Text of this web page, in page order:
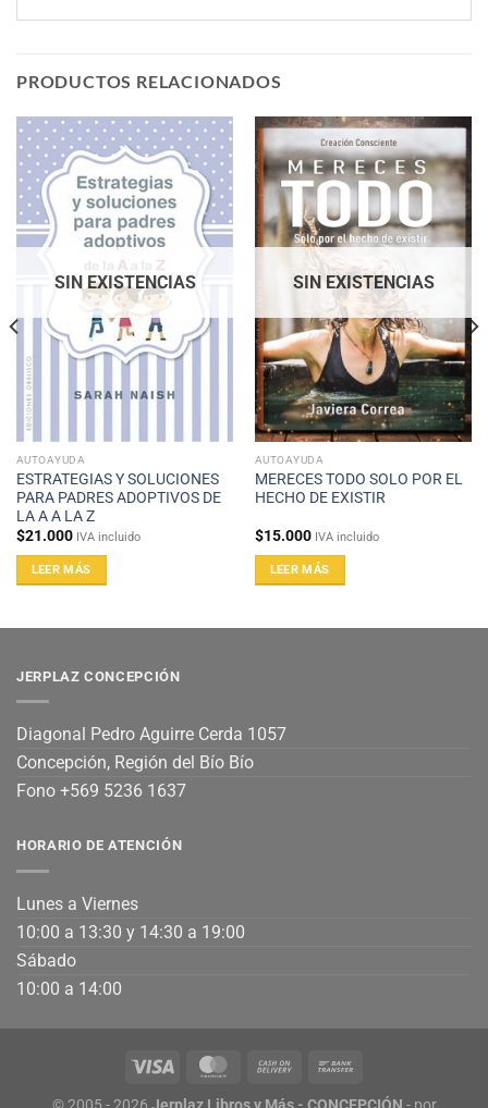
PRODUCTOS RELACIONADOS
SIN EXISTENCIAS
AUTOAYUDA
ESTRATEGIAS Y SOLUCIONES
PARA PADRES ADOPTIVOS DE
LA A A LA Z
$21.000 IVA incluido
LEER MÁS
SIN EXISTENCIAS
AUTOAYUDA
MERECES TODO SOLO POR EL
HECHO DE EXISTIR
$15.000 IVA incluido
LEER MÁS
JERPLAZ CONCEPCIÓN
Diagonal Pedro Aguirre Cerda 1057
Concepción, Región del Bío Bío
Fono +569 5236 1637
HORARIO DE ATENCIÓN
Lunes a Viernes
10:00 a 13:30 y 14:30 a 19:00
Sábado
10:00 a 14:00